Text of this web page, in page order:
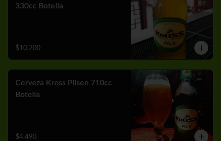
330cc Botella
$10.200
Cerveza Kross Pilsen 710cc
Botella
$4.490